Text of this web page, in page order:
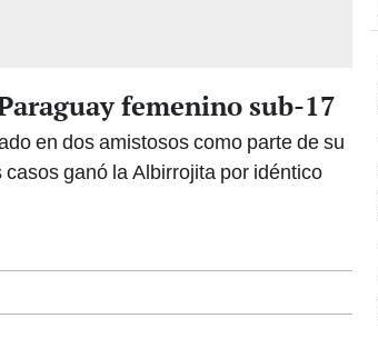
femenino sub-17
en dos amistosos como parte de su
ganó la Albirrojita por idéntico